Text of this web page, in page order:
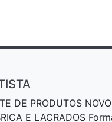
DE PRODUTOS
E LACRADOS